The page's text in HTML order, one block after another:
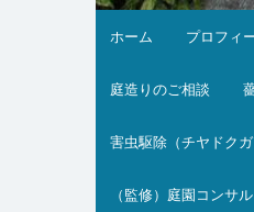
ホーム プロフィ
庭造りのご相談
害虫駆除（チヤドクガ
（監修）庭園コンサ